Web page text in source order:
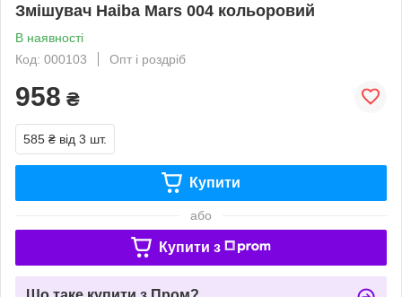
Змішувач Haiba Mars 004 кольоровий
В наявності
Код: 000103
Опт і роздріб
958 ₴
585 ₴ від 3 шт.
Купити
або
Купити з